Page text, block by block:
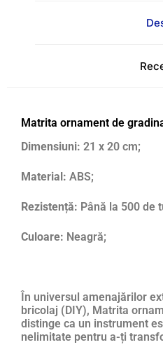
Matrita ornament de
Dimensiuni: 21 x 20 cm;
Material: ABS;
Rezistență: Până la 500 de
Culoare: Neagră;
În universul amenajărilor
bricolaj (DIY), Matrita
distinge ca un instrument
nelimitate pentru a-ți